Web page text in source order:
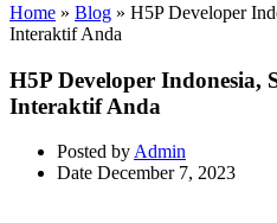
Home » Blog » H5P Developer
Interaktif Anda
H5P Developer Indonesia,
Interaktif Anda
Posted by Admin
Date December 7, 2023